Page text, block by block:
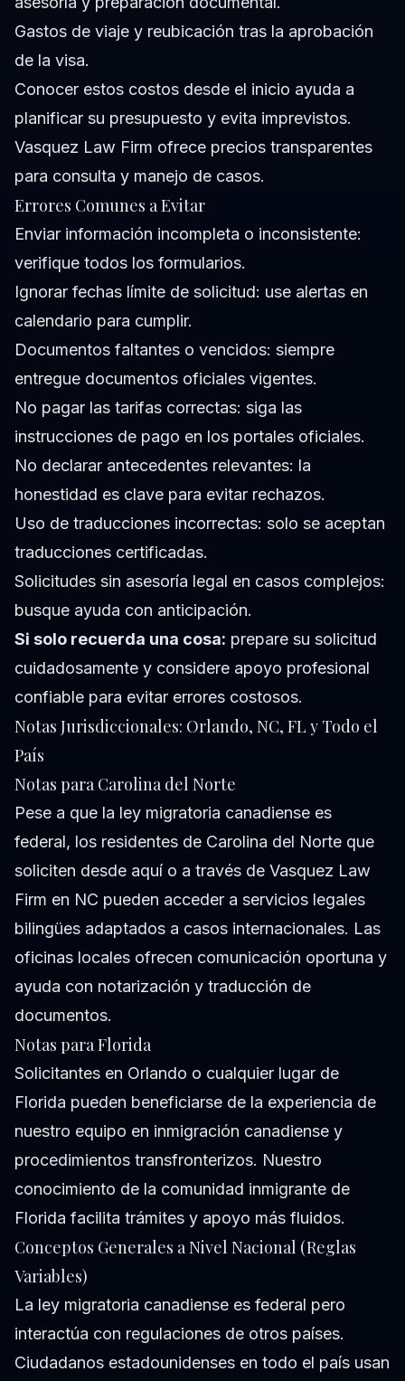
Gastos de viaje y reubicación tras la aprobación
de la visa.
Conocer estos costos desde el inicio ayuda a
planificar su presupuesto y evita imprevistos.
Vasquez Law Firm ofrece precios transparentes
para consulta y manejo de casos.
Errores Comunes a Evitar
Enviar información incompleta o inconsistente:
verifique todos los formularios.
Ignorar fechas límite de solicitud: use alertas en
calendario para cumplir.
Documentos faltantes o vencidos: siempre
entregue documentos oficiales vigentes.
No pagar las tarifas correctas: siga las
instrucciones de pago en los portales oficiales.
No declarar antecedentes relevantes: la
honestidad es clave para evitar rechazos.
Uso de traducciones incorrectas: solo se aceptan
traducciones certificadas.
Solicitudes sin asesoría legal en casos complejos:
busque ayuda con anticipación.
Si solo recuerda una cosa: prepare su solicitud
cuidadosamente y considere apoyo profesional
confiable para evitar errores costosos.
Notas Jurisdiccionales: Orlando, NC, FL y Todo el
País
Notas para Carolina del Norte
Pese a que la ley migratoria canadiense es
federal, los residentes de Carolina del Norte que
soliciten desde aquí o a través de Vasquez Law
Firm en NC pueden acceder a servicios legales
bilingües adaptados a casos internacionales. Las
oficinas locales ofrecen comunicación oportuna y
ayuda con notarización y traducción de
documentos.
Notas para Florida
Solicitantes en Orlando o cualquier lugar de
Florida pueden beneficiarse de la experiencia de
nuestro equipo en inmigración canadiense y
procedimientos transfronterizos. Nuestro
conocimiento de la comunidad inmigrante de
Florida facilita trámites y apoyo más fluidos.
Conceptos Generales a Nivel Nacional (Reglas
Variables)
La ley migratoria canadiense es federal pero
interactúa con regulaciones de otros países.
Ciudadanos estadounidenses en todo el país usan